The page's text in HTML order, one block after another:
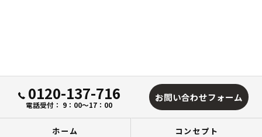
0120-137-716
電話受付： 9：00～17：00
お問い合わせフォーム
ホーム コンセプト